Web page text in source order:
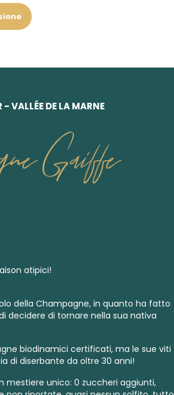
VALLÉE DE LA MARNE
Gaiffe
atipici!
della Champagne, in quanto ha fatto
decidere di tornare nella sua nativa
biodinamici certificati, ma le sue viti
di diserbante da oltre 30 anni!
mestiere unico: 0 zuccheri aggiunti,